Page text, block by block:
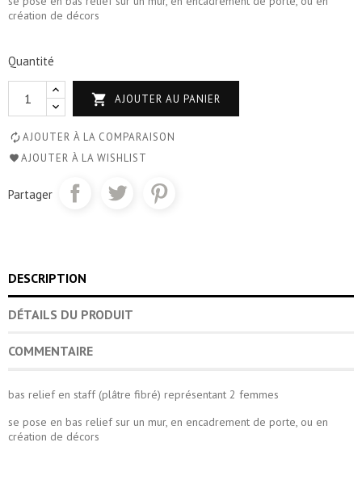
création de décors
Quantité
 AJOUTER AU PANIER
AJOUTER À LA COMPARAISON
AJOUTER À LA WISHLIST
Partager
DESCRIPTION
DÉTAILS DU PRODUIT
COMMENTAIRE
bas relief en staff (plâtre fibré) représentant 2 femmes
se pose en bas relief sur un mur, en encadrement de porte, ou en
création de décors